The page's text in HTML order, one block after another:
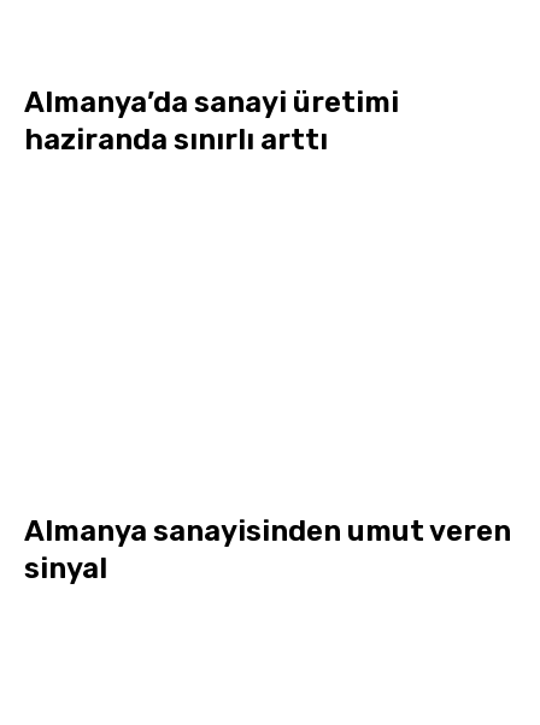
Almanya’da sanayi üretimi
haziranda sınırlı arttı
Almanya sanayisinden umut veren
sinyal